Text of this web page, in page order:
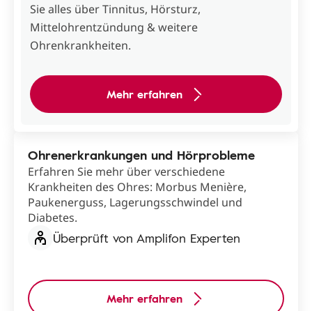
Sie alles über Tinnitus, Hörsturz,
Mittelohrentzündung & weitere
Ohrenkrankheiten.
Mehr erfahren
Ohrenerkrankungen und Hörprobleme
Erfahren Sie mehr über verschiedene
Krankheiten des Ohres: Morbus Menière,
Paukenerguss, Lagerungsschwindel und
Diabetes.
Überprüft von Amplifon Experten
Mehr erfahren